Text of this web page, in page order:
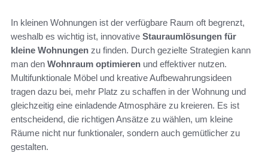
In kleinen Wohnungen ist der verfügbare Raum oft begrenzt,
weshalb es wichtig ist, innovative Stauraumlösungen für
kleine Wohnungen zu finden. Durch gezielte Strategien kann
man den Wohnraum optimieren und effektiver nutzen.
Multifunktionale Möbel und kreative Aufbewahrungsideen
tragen dazu bei, mehr Platz zu schaffen in der Wohnung und
gleichzeitig eine einladende Atmosphäre zu kreieren. Es ist
entscheidend, die richtigen Ansätze zu wählen, um kleine
Räume nicht nur funktionaler, sondern auch gemütlicher zu
gestalten.